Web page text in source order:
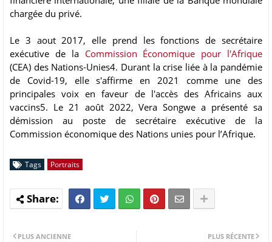
chargée du privé.
Le 3 aout 2017, elle prend les fonctions de secrétaire
exécutive de la Commission Économique pour l'Afrique
(CEA) des Nations-Unies4. Durant la crise liée à la pandémie
de Covid-19, elle s'affirme en 2021 comme une des
principales voix en faveur de l'accès des Africains aux
vaccins5. Le 21 août 2022, Vera Songwe a présenté sa
démission au poste de secrétaire exécutive de la
Commission économique des Nations unies pour l’Afrique.
Tags Portraits
PLUS RÉCENTE
PLUS ANCIENNE